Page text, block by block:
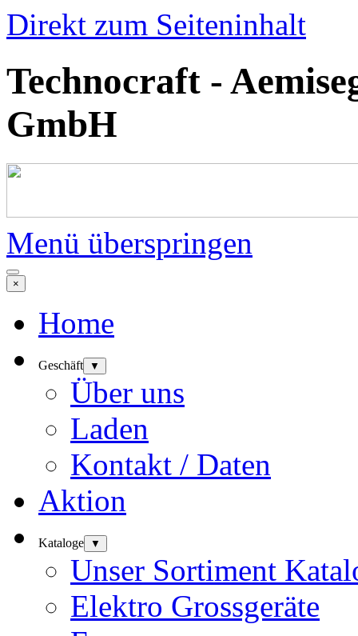
Direkt zum Seiteninhalt
Technocraft -
GmbH
Menü überspringen
×
Home
Geschäft ▼
Über uns
Laden
Kontakt / Daten
Aktion
Kataloge ▼
Unser Sortiment
Elektro Grossgeräte